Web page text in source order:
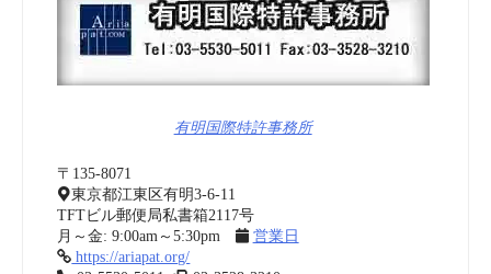
有明国際特許事務所
〒135-8071
東京都江東区有明3-6-11
TFTビル郵便局私書箱2117号
月～金: 9:00am～5:30pm
営業日
https://ariapat.org/